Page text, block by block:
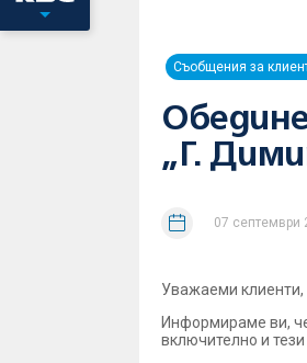
Съобщения за
„Г.
07 септември
Уважаеми клиенти,
Информираме ви,
включително и